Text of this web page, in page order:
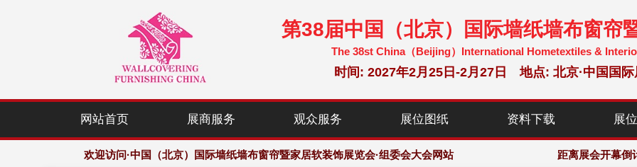
第38届中国（北京）国际墙纸墙布窗帘
The 38st China（Beijing）International Hometextiles &
时间: 2027年2月25日-2月27日 地点: 北京·中国国
网站首页 展商服务 观众服务 展位图纸 资料下载 展
欢迎访问·中国（北京）国际墙纸墙布窗帘暨家居软装饰展览会·组委会大会网站 距离展会开幕倒